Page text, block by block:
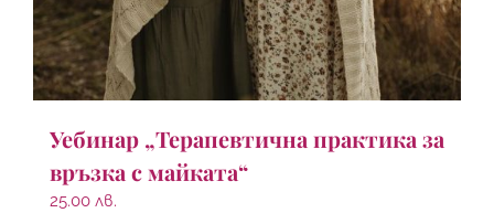
Уебинар „Терапевтична практика за
връзка с майката“
25.00 лв.